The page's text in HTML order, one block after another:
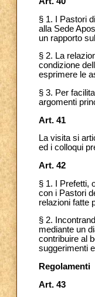
§ 1. I Pastori
alla Sede
un rapporto
§ 2. La
condizione
esprimere le
§ 3. Per
argomenti
Art. 41
La visita si
ed i colloqui
Art. 42
§ 1. I Prefetti,
con i Pastori
relazioni fatte
§ 2.
mediante un
contribuire al
suggerimenti
Regolamenti
Art. 43